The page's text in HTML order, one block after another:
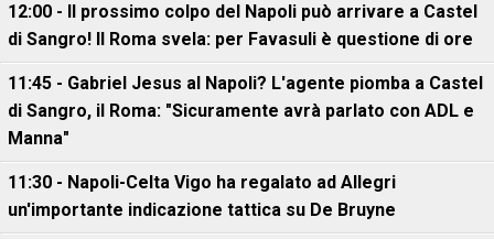
12:00 - Il prossimo colpo del Napoli può arrivare a Castel
di Sangro! Il Roma svela: per Favasuli è questione di ore
11:45 - Gabriel Jesus al Napoli? L'agente piomba a Castel
di Sangro, il Roma: "Sicuramente avrà parlato con ADL e
Manna"
11:30 - Napoli-Celta Vigo ha regalato ad Allegri
un'importante indicazione tattica su De Bruyne